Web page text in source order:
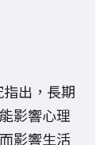
出，長期
影響心理
影響生活